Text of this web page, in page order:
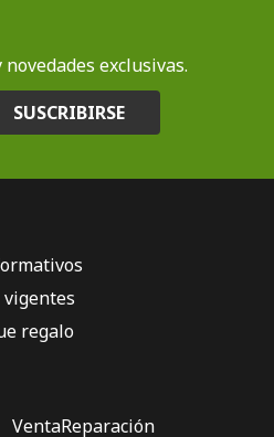
exclusivas.
SUSCRIBIRSE
vigentes
regalo
VentaReparación